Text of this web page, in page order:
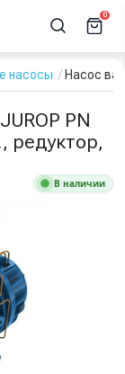
0
насосы Насос
PN
редуктор,
В наличии